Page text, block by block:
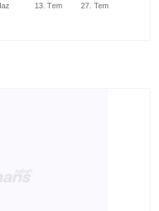
13. Tem 27. Tem